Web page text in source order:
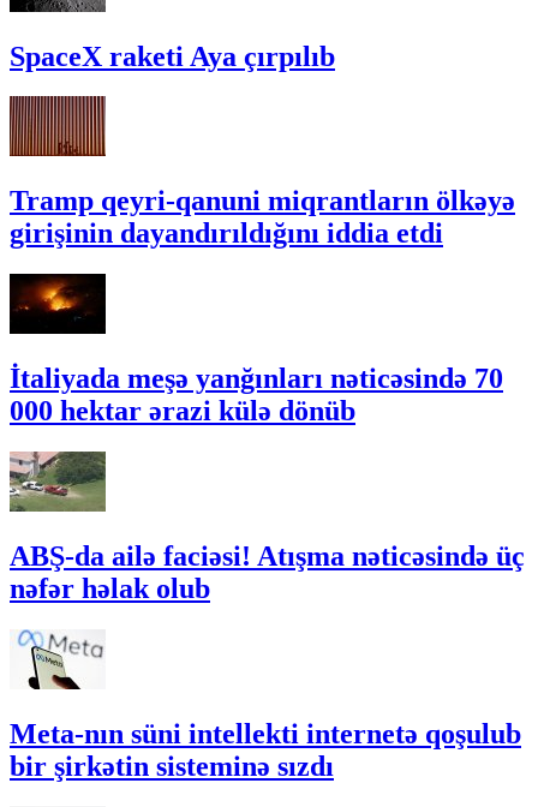
SpaceX raketi Aya çırpılıb
Tramp qeyri-qanuni miqrantların ölkəyə
girişinin dayandırıldığını iddia etdi
İtaliyada meşə yanğınları nəticəsində 70
000 hektar ərazi külə dönüb
ABŞ-da ailə faciəsi! Atışma nəticəsində üç
nəfər həlak olub
Meta-nın süni intellekti internetə qoşulub
bir şirkətin sisteminə sızdı